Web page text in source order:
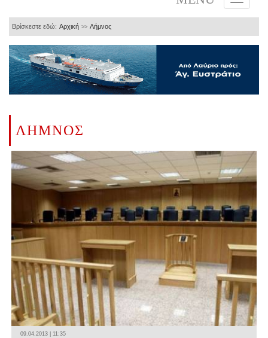
Βρίσκεστε εδώ: Αρχική >> Λήμνος
ΛΗΜΝΟΣ
09.04.2013 | 11:35